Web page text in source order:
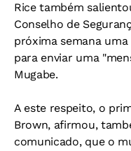
Rice também
Conselho de
próxima semana
para enviar uma
Mugabe.
A este respeito, o
Brown, afirmou,
comunicado, que o